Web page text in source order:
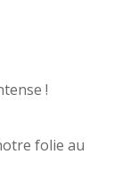
!
folie au